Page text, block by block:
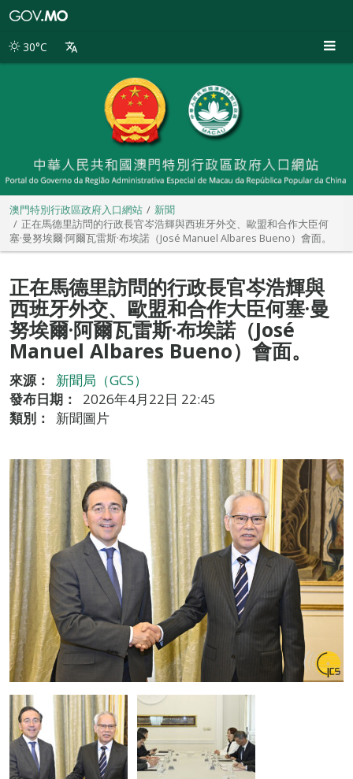
別
30°C
澳門特別行政區政府入口網站
新聞
正在馬德里訪問的行政長官岑浩輝與西班牙外交、歐盟和合作大臣何
塞·曼努埃爾·阿爾瓦雷斯·布埃諾（José Manuel Albares Bueno）會面。
正在馬德里訪問的行政長官岑浩輝與
西班牙外交、歐盟和合作大臣何塞·曼
努埃爾·阿爾瓦雷斯·布埃諾（José
Manuel Albares Bueno）會面。
來源：
新聞局（GCS）
發布日期：
2026年4月22日 22:45
類別：
新聞圖片